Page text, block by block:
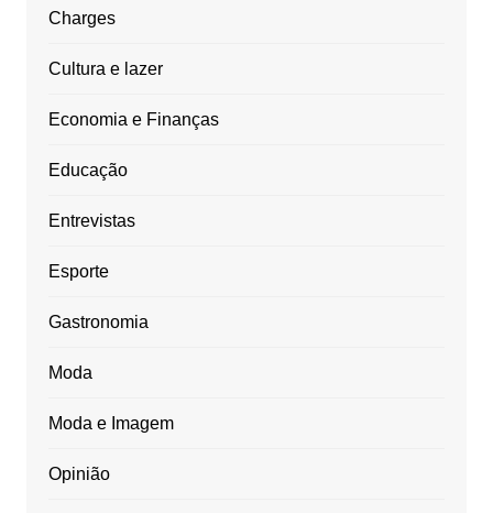
Charges
Cultura e lazer
Economia e Finanças
Educação
Entrevistas
Esporte
Gastronomia
Moda
Moda e Imagem
Opinião